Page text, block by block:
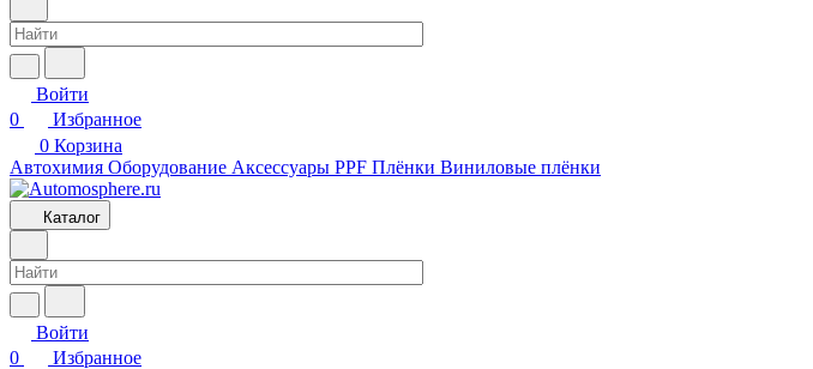
Войти
0
Избранное
0 Корзина
Автохимия Оборудование Аксессуары PPF Плёнки Виниловые плёнки
Каталог
Войти
0
Избранное